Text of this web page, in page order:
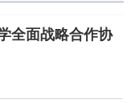
全面战略合作协